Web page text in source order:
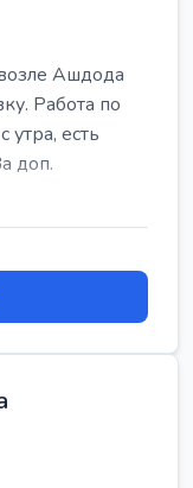
Ашдода
Работа по
есть
доп.